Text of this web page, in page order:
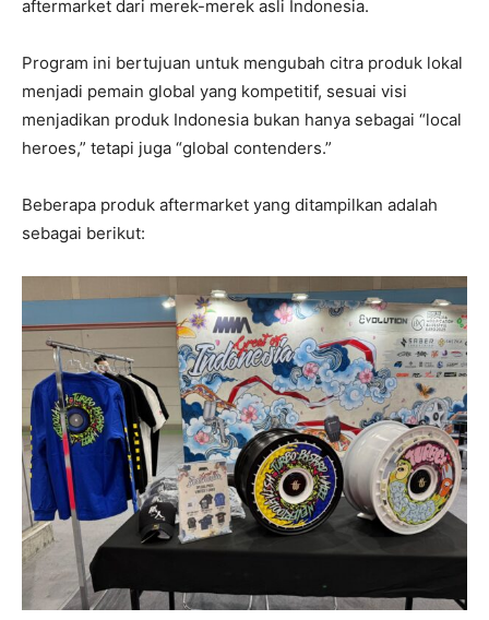
aftermarket dari merek-merek asli Indonesia.
Program ini bertujuan untuk mengubah citra produk lokal
menjadi pemain global yang kompetitif, sesuai visi
menjadikan produk Indonesia bukan hanya sebagai “local
heroes,” tetapi juga “global contenders.”
Beberapa produk aftermarket yang ditampilkan adalah
sebagai berikut: